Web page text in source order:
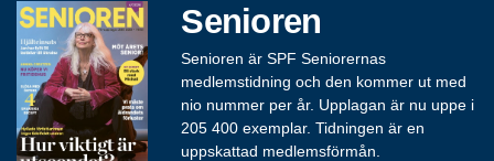
Senioren
Senioren är SPF Seniorernas
medlemstidning och den kommer ut med
nio nummer per år. Upplagan är nu uppe i
205 400 exemplar. Tidningen är en
uppskattad medlemsförmån.